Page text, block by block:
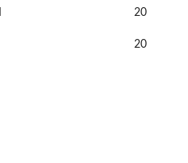
20
20